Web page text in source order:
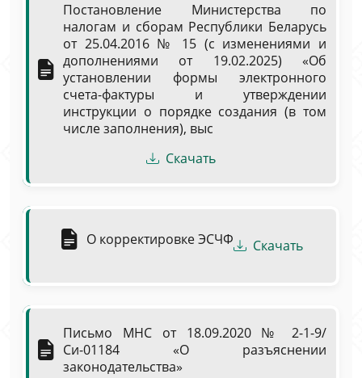
Постановление Министерства по
налогам и сборам Республики Беларусь
от 25.04.2016 № 15 (с изменениями и
дополнениями от 19.02.2025) «Об
установлении формы электронного
счета-фактуры и утверждении
инструкции о порядке создания (в том
числе заполнения), выс
Скачать
О корректировке ЭСЧФ Скачать
Письмо МНС от 18.09.2020 № 2-1-9/
Си-01184 «О разъяснении
законодательства»